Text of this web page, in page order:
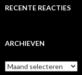
RECENTE REACTIES
ARCHIEVEN
Archieven